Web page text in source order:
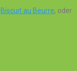
Biscuit au Beurre, oder